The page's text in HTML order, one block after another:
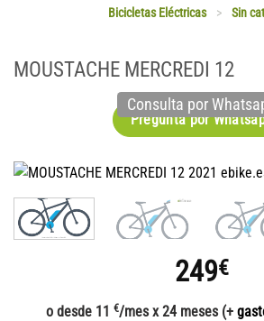
Bicicletas Eléctricas > Sin
MOUSTACHE MERCREDI 12
Pregunta por
Consulta por
249€
o desde 11 €/mes x 24 meses (+